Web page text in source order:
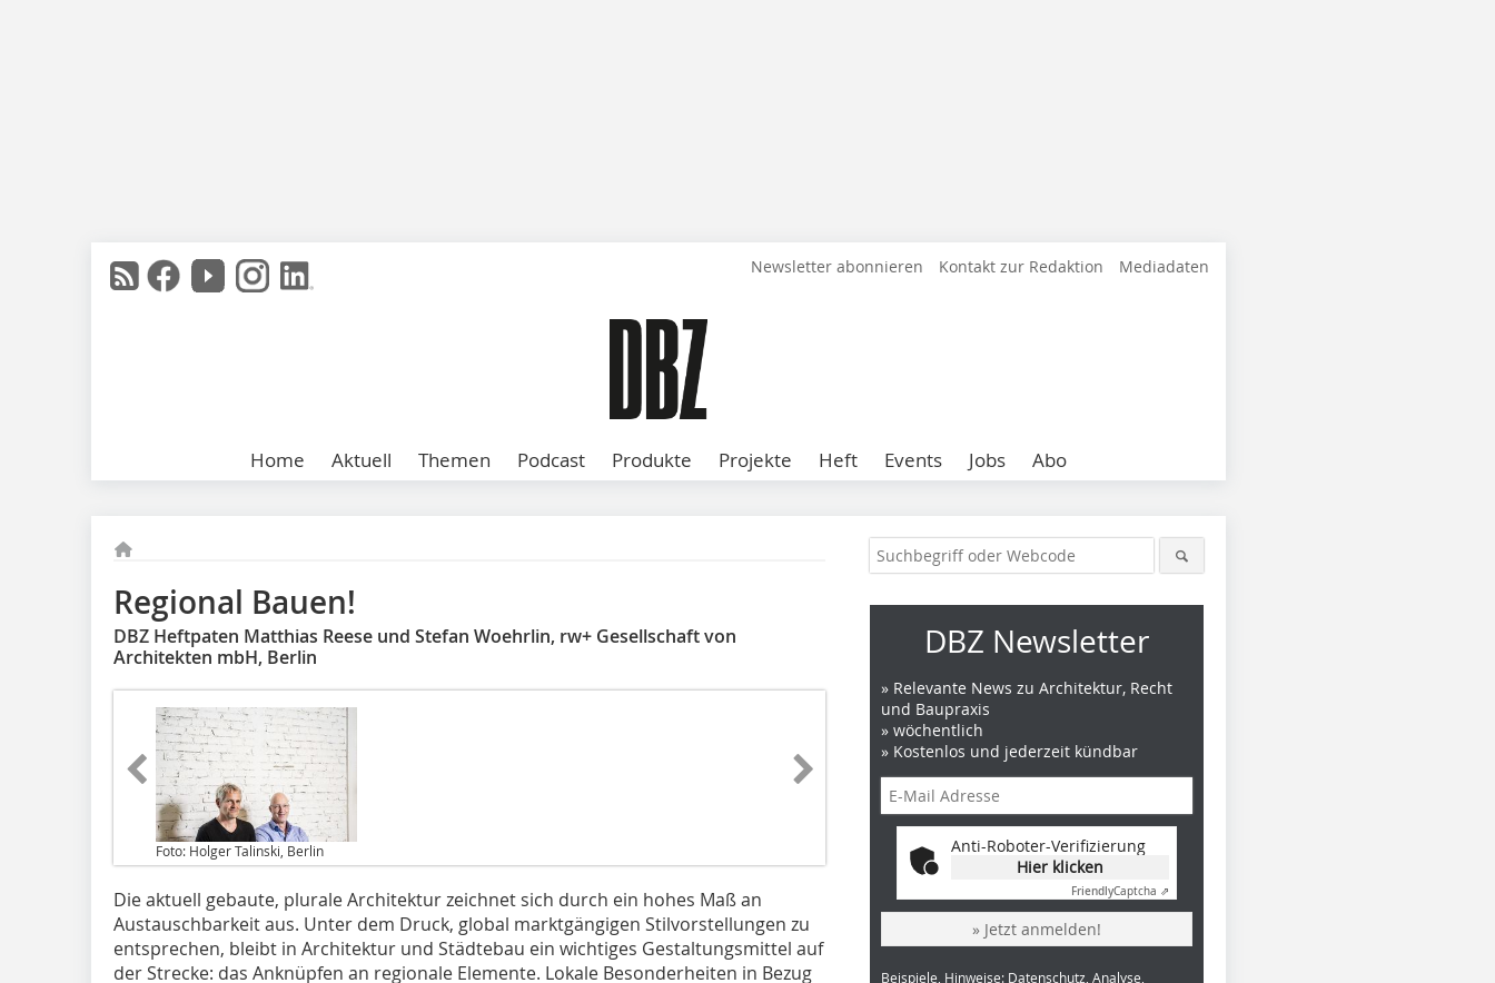
Newsletter abonnieren Kontakt zur Redaktion Mediadaten
Home Aktuell Themen Podcast Produkte Projekte Heft Events Jobs Abo
Regional Bauen!
DBZ Heftpaten Matthias Reese und Stefan Woehrlin, rw+ Gesellschaft von
Architekten mbH, Berlin
Foto: Holger Talinski, Berlin
Die aktuell gebaute, plurale Architektur zeichnet sich durch ein hohes Maß an
Austauschbarkeit aus. Unter dem Druck, global marktgängigen Stilvorstellungen zu
entsprechen, bleibt in Architektur und Städtebau ein wichtiges Gestaltungsmittel auf
der Strecke: das Anknüpfen an regionale Elemente. Lokale Besonderheiten in Bezug
DBZ Newsletter
» Relevante News zu Architektur, Recht
und Baupraxis
» wöchentlich
» Kostenlos und jederzeit kündbar
Anti-Roboter-Verifizierung
Hier klicken
FriendlyCaptcha ⇗
» Jetzt anmelden!
Beispiele, Hinweise: Datenschutz, Analyse,